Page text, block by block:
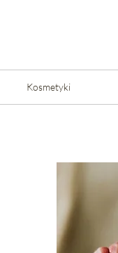
Kosmetyki